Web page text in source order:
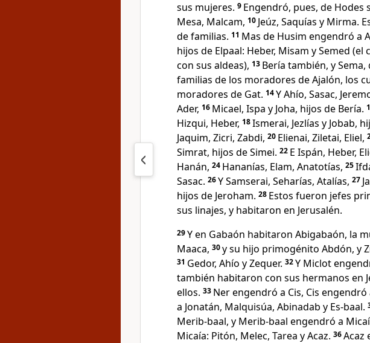
sus mujeres. 9 Engendró, pues, de Hodes
Mesa, Malcam, 10 Jeúz, Saquías y Mirma.
de familias. 11 Mas de Husim engendró a
hijos de Elpaal: Heber, Misam y Semed (el
con sus aldeas), 13 Bería también, y
familias de los moradores de Ajalón, los
moradores de Gat. 14Y Ahío, Sasac,
Ader, 16 Micael, Ispa y Joha, hijos de Bería.
Hizqui, Heber, 18Ismerai, Jezlías y Jobab,
Jaquim, Zicri, Zabdi, 20 Elienai, Ziletai, Eliel,
Simrat, hijos de Simei. 22 E Ispán, Heber,
Hanán, 24 Hananías, Elam, Anatotías, 25
Sasac. 26Y Samserai, Seharías, Atalías, 27
hijos de Jeroham. 28 Estos fueron jefes
sus linajes, y habitaron en Jerusalén.
29Y en Gabaón habitaron Abigabaón, la
Maaca, 30y su hijo primogénito Abdón, y
31 Gedor, Ahío y Zequer. 32Y Miclot
también habitaron con sus hermanos en
ellos. 33 Ner engendró a Cis, Cis
a Jonatán, Malquisúa, Abinadab y Es-baal.
Merib-baal, y Merib-baal engendró a
Micaía: Pitón, Melec, Tarea y Acaz. 36Acaz